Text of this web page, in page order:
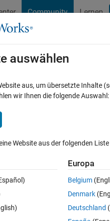
Community Lernen
Cody
Durchsuchen
on
use to get the monitor
); % Sets the units of
auswählen
aus, um übersetzte Inhalte
wir Ihnen die folgende Auswahl:
Website aus der folgenden
Europa
Belgium
Denmark
Deutschland